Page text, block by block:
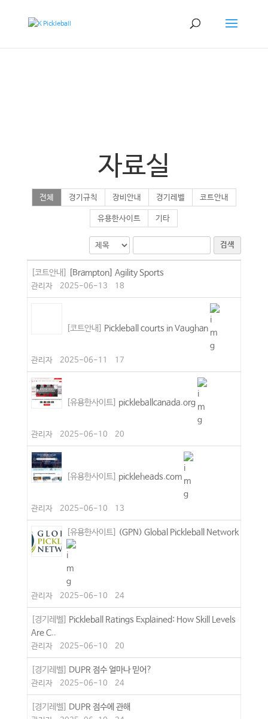
자료실
전체 경기규칙 장비안내 경기레벨 코트안내
유용한사이트 기타
검색
[코트안내] [Brampton] Agility Sports
관리자 2025-06-13 18
[코트안내] Pickleball courts in Vaughan
관리자 2025-06-11 17
[유용한사이트] pickleballcanada.org
관리자 2025-06-10 20
[유용한사이트] pickleheads.com
관리자 2025-06-10 13
[유용한사이트] (GPN) Global Pickleball Network
관리자 2025-06-10 24
[경기레벨]
Pickleball Ratings Explained: How Skill Levels
Are C..
관리자 2025-06-10 20
[경기레벨] DUPR 점수 얼마나 믿어?
관리자 2025-06-10 24
[경기레벨] DUPR 점수에 관해